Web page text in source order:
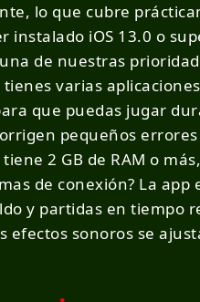
lo que cubre
instalado iOS 13.0 o
de nuestras
varias
que puedas jugar
pequeños
2 GB de RAM o
de conexión? La
y partidas en tiempo
sonoros se